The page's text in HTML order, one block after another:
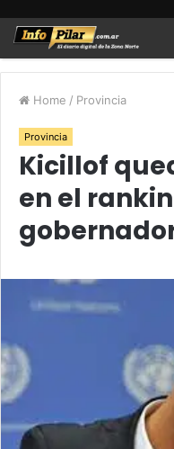
Home / Provincia
Provincia
Kicillof
en el